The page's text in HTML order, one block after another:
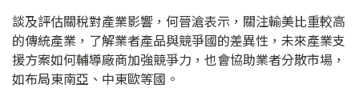
談及評估關稅對產業影響，何晉滄表示，關注輸美比重較高
的傳統產業，了解業者產品與競爭國的差異性，未來產業支
援方案如何輔導廠商加強競爭力，也會協助業者分散市場，
如布局東南亞、中東歐等國。